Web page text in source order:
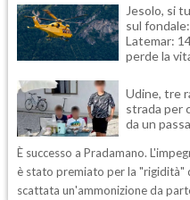
Jesolo, si
sul
Latemar:
perde la
Udine, tre
strada per
da un
È successo a Pradamano.
è stato premiato per la "rigidità"
scattata un'ammonizione da